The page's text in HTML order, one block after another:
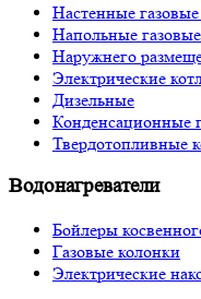
Настенные
Напольные
Наружнего
Электрические
Дизельные
Конденсационные
Твердотопливные
Водонагреватели
Бойлеры
Газовые колонки
Электрические